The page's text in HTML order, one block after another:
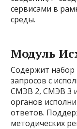
сервисами в
среды.
Модуль
Содержит набор
запросов с
СМЭВ 2, СМЭВ 3
органов
ответов.
методических